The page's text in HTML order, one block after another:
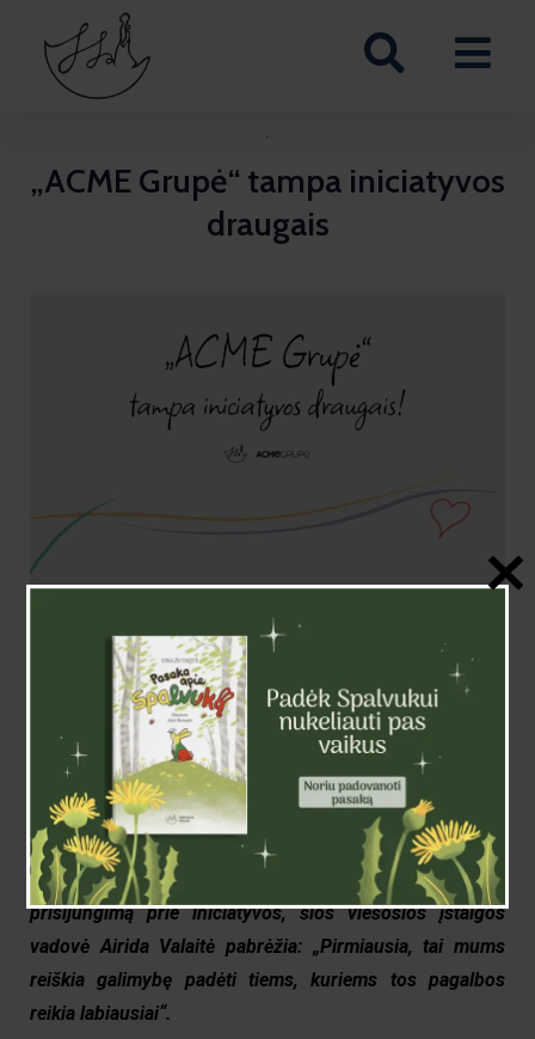
·
„ACME Grupė“ tampa iniciatyvos
draugais
Skirdama ypatingai daug dėmesio psichikos sveikatai ir
edukacijai šia tema, „Skirtingos Spalvos“ komanda
džiaugiasi, kad naujos partnerystės bei bendradarbiauti
norinčios įmonės mato tame didžiulę vertę. Užsimezgusi
draugystė su „ACME Grupė“ įmone, kuri daug dėmesio
skiria emocinei sveikatai įsteigtoje organizacijoje „ACME
Geri darbai“ būtent tai ir pabrėžia. Kalbėdama apie
prisijungimą prie iniciatyvos, šios viešosios įstaigos
vadovė Airida Valaitė pabrėžia: „Pirmiausia, tai mums
reiškia galimybę padėti tiems, kuriems tos pagalbos
reikia labiausiai“.